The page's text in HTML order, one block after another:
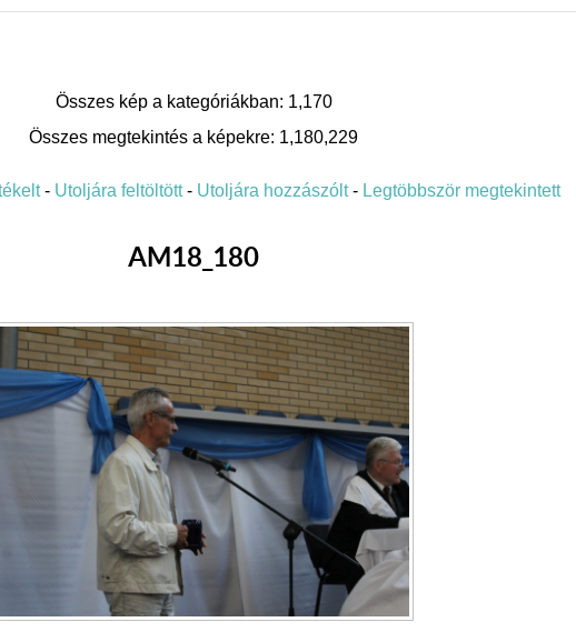
Összes kép a kategóriákban: 1,170
Összes megtekintés a képekre: 1,180,229
- Utoljára feltöltött- Utoljára hozzászólt- Legtöbbször megtekintett
AM18_180